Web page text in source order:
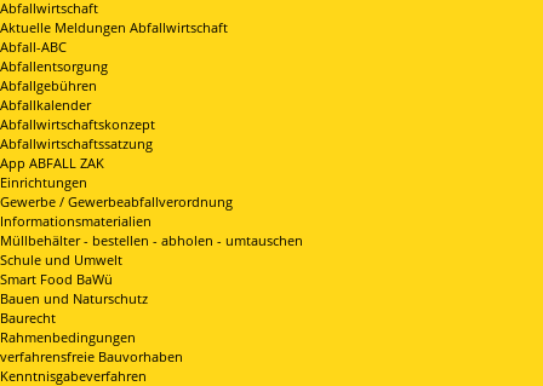
Abfallwirtschaft
Aktuelle Meldungen Abfallwirtschaft
Abfall-ABC
Abfallentsorgung
Abfallgebühren
Abfallkalender
Abfallwirtschaftskonzept
Abfallwirtschaftssatzung
App ABFALL ZAK
Einrichtungen
Gewerbe / Gewerbeabfallverordnung
Informationsmaterialien
Müllbehälter - bestellen - abholen - umtauschen
Schule und Umwelt
Smart Food BaWü
Bauen und Naturschutz
Baurecht
Rahmenbedingungen
verfahrensfreie Bauvorhaben
Kenntnisgabeverfahren